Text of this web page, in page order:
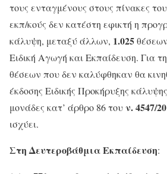
τους ενταγμένους στους πίνακες
εκπ/κούς δεν κατέστη εφικτή η
κάλυψη, μεταξύ άλλων, 1.025
Ειδική Αγωγή και Εκπαίδευση. Για
θέσεων που δεν καλύφθηκαν θα
έκδοσης Ειδικής Προκήρυξης
μονάδες κατ’ άρθρο 86 τουν. 4547/
ισχύει.
Στη Δευτεροβάθμια Εκπαίδευση: